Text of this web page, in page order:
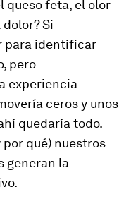
queso feta, el olor
Si
para identificar
pero
experiencia
ceros y unos
quedaría todo.
por qué) nuestros
generan la